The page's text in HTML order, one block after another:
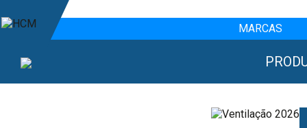
MARCAS